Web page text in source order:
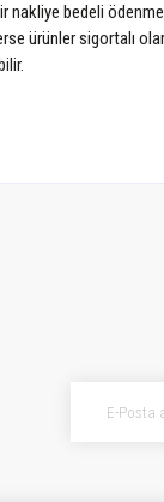
nakliye bedeli
ürünler sigortalı